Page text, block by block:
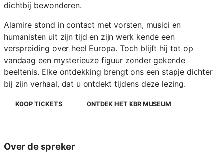
dichtbij bewonderen.
Alamire stond in contact met vorsten, musici en
humanisten uit zijn tijd en zijn werk kende een
verspreiding over heel Europa. Toch blijft hij tot op
vandaag een mysterieuze figuur zonder gekende
beeltenis. Elke ontdekking brengt ons een stapje dichter
bij zijn verhaal, dat u ontdekt tijdens deze lezing.
KOOP TICKETS ONTDEK HET KBR MUSEUM
Over de spreker